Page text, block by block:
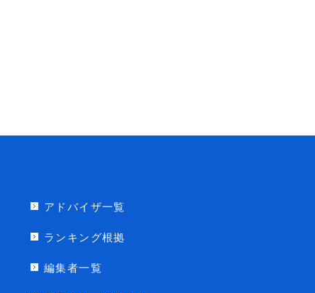
アドバイザ一覧
ランキング根拠
編集者一覧